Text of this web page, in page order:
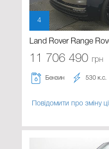
4
Land Rover Range
11 706 490 грн
Бензин 530 к.с.
Повідомити про зміну